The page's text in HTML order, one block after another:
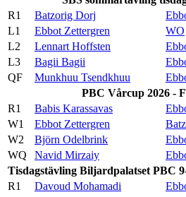
R1
Batzorig Dorj
L1
Ebbot Zettergren WO
L2
Lennart Hoffsten
L3
Bagii Bagii
QF
Munkhuu Tsendkhuu
PBC Vårcup 2026 -
R1
Babis Karassavas
W1
Ebbot Zettergren
W2
Björn Odelbrink
WQ
Navid Mirzaiy
Tisdagstävling Biljardpalatset PBC
R1
Davoud Mohamadi